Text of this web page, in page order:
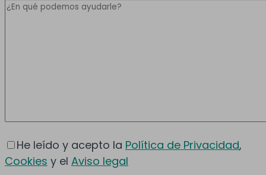
He leído y acepto la Política de Privacidad,
Cookies y el Aviso legal